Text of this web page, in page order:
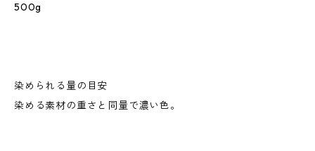
500g
染められる量の目安
染める素材の重さと同量で濃い色。